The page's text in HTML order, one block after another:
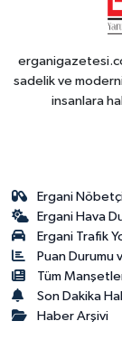
sadelik ve
insanlara
Ergani
Ergani Hava
Ergani Trafik
Puan Durumu
Tüm
Son Dakika
Haber Arşivi